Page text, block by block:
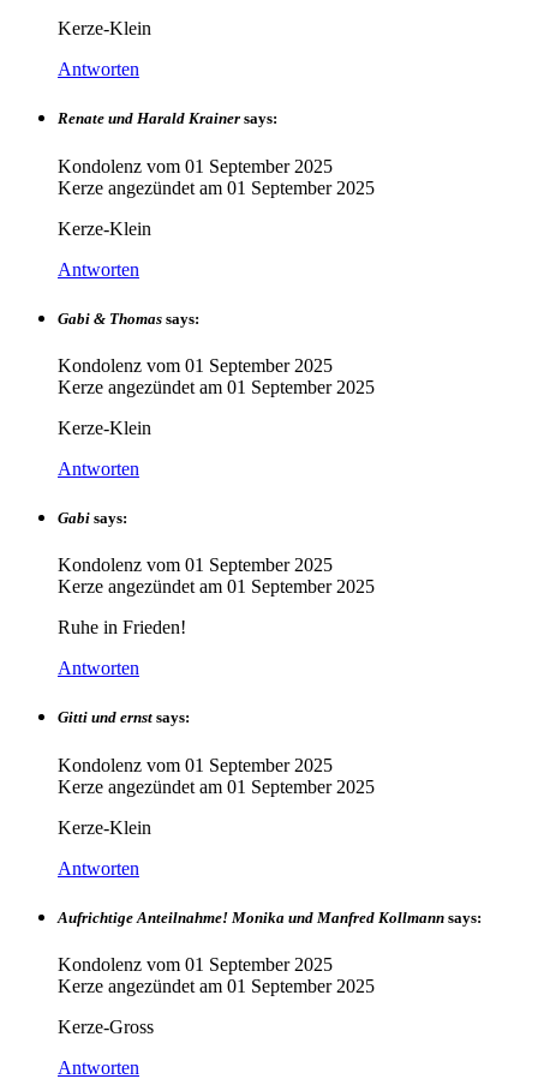
Kerze-Klein
Antworten
Renate und Harald Krainer says:
Kondolenz vom 01 September 2025
Kerze angezündet am 01 September 2025
Kerze-Klein
Antworten
Gabi & Thomas says:
Kondolenz vom 01 September 2025
Kerze angezündet am 01 September 2025
Kerze-Klein
Antworten
Gabi says:
Kondolenz vom 01 September 2025
Kerze angezündet am 01 September 2025
Ruhe in Frieden!
Antworten
Gitti und ernst says:
Kondolenz vom 01 September 2025
Kerze angezündet am 01 September 2025
Kerze-Klein
Antworten
Aufrichtige Anteilnahme! Monika und Manfred Kollmann says:
Kondolenz vom 01 September 2025
Kerze angezündet am 01 September 2025
Kerze-Gross
Antworten